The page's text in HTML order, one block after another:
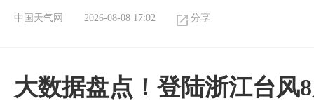
中国天气网 2026-08-08 17:02 分享
大数据盘点！登陆浙江台风